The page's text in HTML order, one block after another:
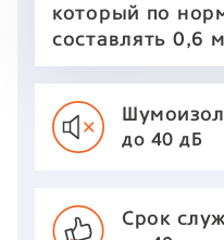
который по
составлять 0,6
до 40 дБ
Срок